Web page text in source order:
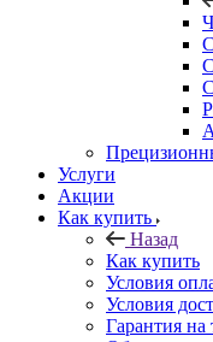
Услуги
Акции
Как купить
Назад
Как купить
Условия
Условия
Гарантия на